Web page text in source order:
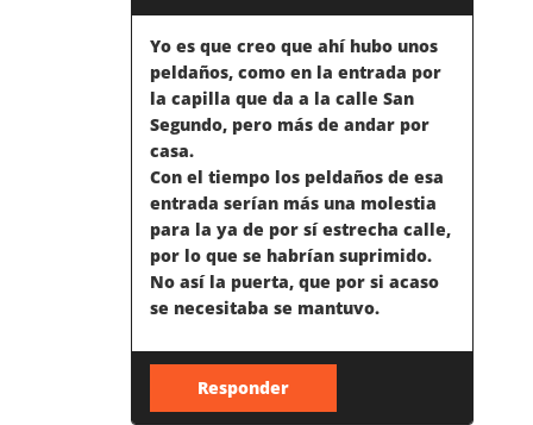
Yo es que creo que ahí hubo unos
peldaños, como en la entrada por
la capilla que da a la calle San
Segundo, pero más de andar por
casa.
Con el tiempo los peldaños de esa
entrada serían más una molestia
para la ya de por sí estrecha calle,
por lo que se habrían suprimido.
No así la puerta, que por si acaso
se necesitaba se mantuvo.
Responder